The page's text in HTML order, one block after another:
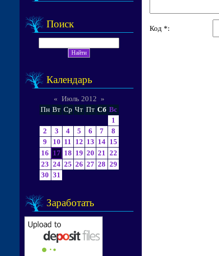
Поиск
Календарь
« Июль 2012
»
Пн Вт Ср Чт Пт Сб Вс
1
2
3 4 5 6 7
8
9
10 11 12 13 14 15
16
17 18 19 20 21
22
23 24 25 26 27 28 29
30 31
Заработать
Код *: